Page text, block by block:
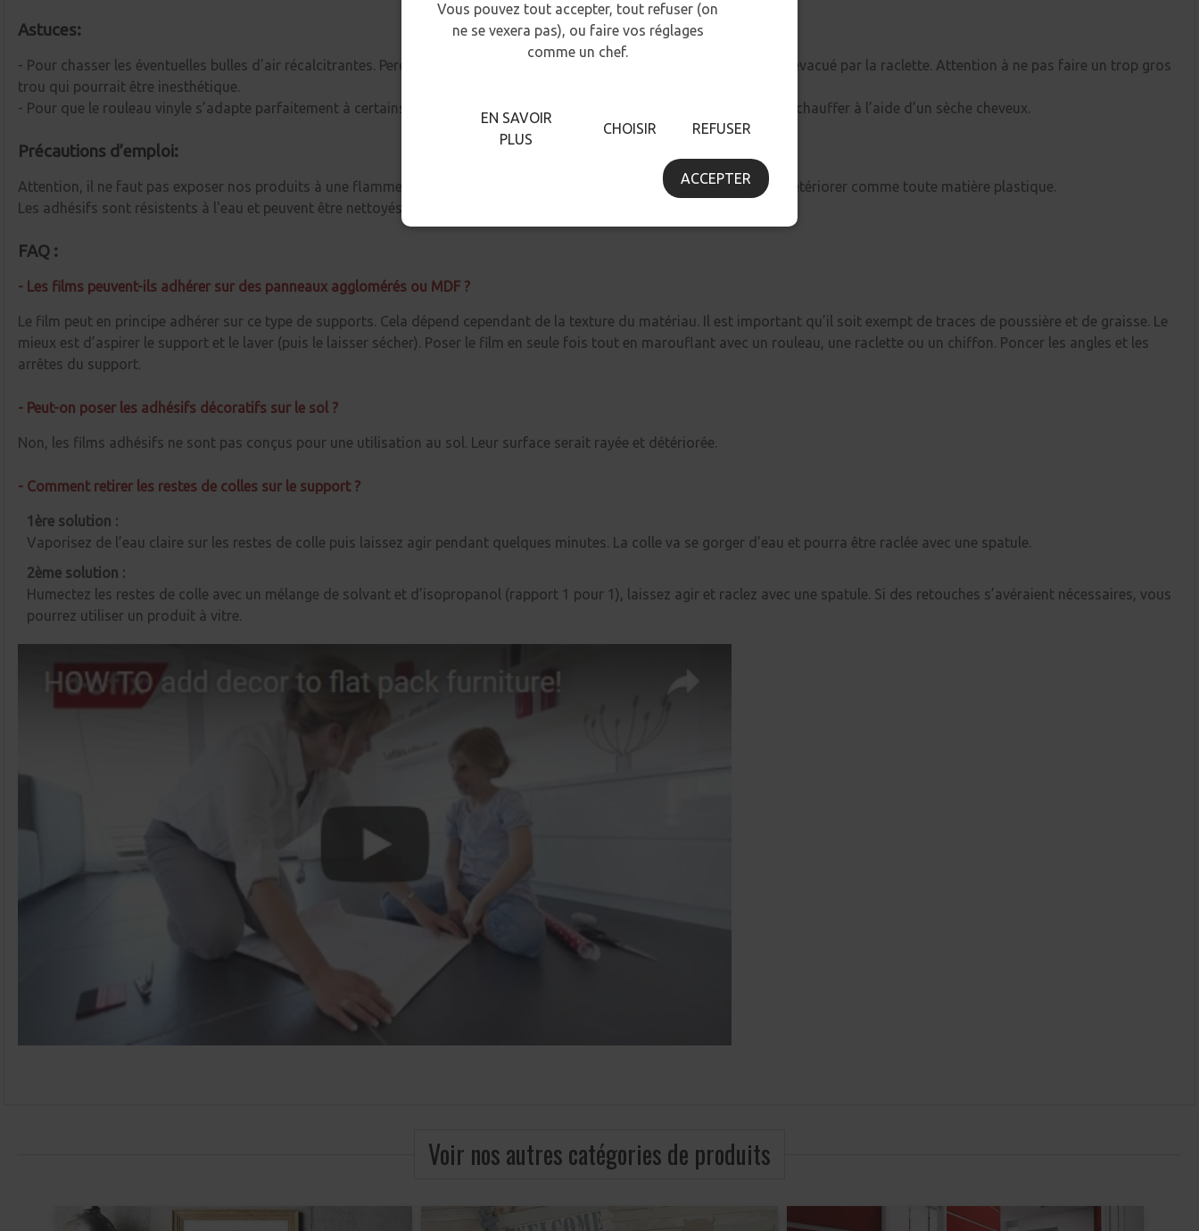
Astuces:
- Pour chasser les éventuelles bulles d’air récalcitrantes. Percez la bulle à l’aide d’une aiguille pour permettre à l’air d’être évacué par la raclette. Attention à ne pas faire un trop gros
trou qui pourrait être inesthétique.
- Pour que le rouleau vinyle s’adapte parfaitement à certains endroits qui nécessitent de plier le produit. Vous pouvez les chauffer à l’aide d’un sèche cheveux.
Précautions d’emploi:
Attention, il ne faut pas exposer nos produits à une flamme ou à une chaleur trop importante. Ils peuvent fondre ou se détériorer comme toute matière plastique.
Les adhésifs sont résistents à l'eau et peuvent être nettoyés avec une éponge ou un chiffon humide
FAQ :
- Les films peuvent-ils adhérer sur des panneaux agglomérés ou MDF ?
Le film peut en principe adhérer sur ce type de supports. Cela dépend cependant de la texture du matériau. Il est important qu’il soit exempt de traces de poussière et de graisse. Le
mieux est d’aspirer le support et le laver (puis le laisser sécher). Poser le film en seule fois tout en marouflant avec un rouleau, une raclette ou un chiffon. Poncer les angles et les
arrêtes du support.
- Peut-on poser les adhésifs décoratifs sur le sol ?
Non, les films adhésifs ne sont pas conçus pour une utilisation au sol. Leur surface serait rayée et détériorée.
- Comment retirer les restes de colles sur le support ?
1ère solution :
Vaporisez de l’eau claire sur les restes de colle puis laissez agir pendant quelques minutes. La colle va se gorger d’eau et pourra être raclée avec une spatule.
2ème solution :
Humectez les restes de colle avec un mélange de solvant et d’isopropanol (rapport 1 pour 1), laissez agir et raclez avec une spatule. Si des retouches s’avéraient nécessaires, vous
pourrez utiliser un produit à vitre.
Voir nos autres catégories de produits
Vous pouvez tout accepter, tout refuser (on
ne se vexera pas), ou faire vos réglages
comme un chef.
EN SAVOIR
PLUS
CHOISIR REFUSER
ACCEPTER